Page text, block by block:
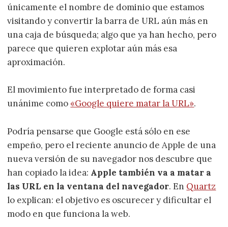
únicamente el nombre de dominio que estamos
visitando y convertir la barra de URL aún más en
una caja de búsqueda; algo que ya han hecho, pero
parece que quieren explotar aún más esa
aproximación.
El movimiento fue interpretado de forma casi
unánime como«Google quiere matar la URL».
Podría pensarse que Google está sólo en ese
empeño, pero el reciente anuncio de Apple de una
nueva versión de su navegador nos descubre que
han copiado la idea: Apple también va a matar a
las URL en la ventana del navegador. En Quartz
lo explican: el objetivo es oscurecer y dificultar el
modo en que funciona la web.